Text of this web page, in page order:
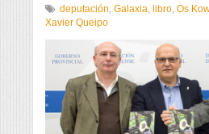
«Os
Kowa»,
de
Xavier
Queipo
deputación Galaxia libro Os
Xavier Queipo